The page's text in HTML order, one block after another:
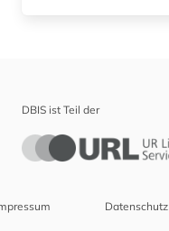
DBIS ist Teil der
Datenschutz